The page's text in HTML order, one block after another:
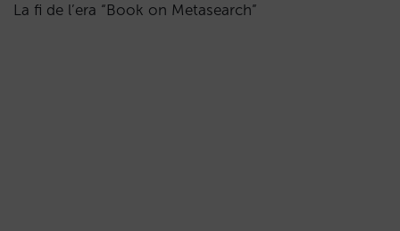
La fi de l’era “Book on Metasearch”